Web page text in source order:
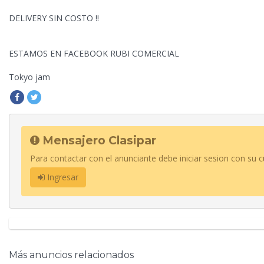
DELIVERY SIN COSTO !!
ESTAMOS EN FACEBOOK RUBI COMERCIAL
Tokyo jam
Mensajero Clasipar
Para contactar con el anunciante debe iniciar sesion con su
Ingresar
Más anuncios relacionados